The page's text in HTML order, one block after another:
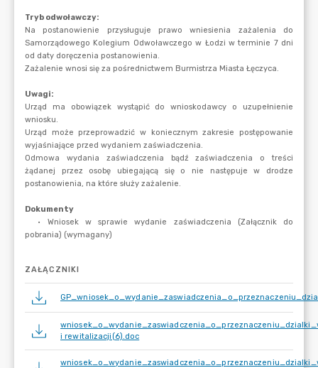
ZAŁĄCZNIKI
i rewitalizacji(6).doc